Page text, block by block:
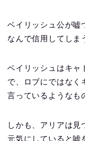
ベイリッシュ公が嘘
なんで信用してしま
ベイリッシュはキャ
で、ロブにではなく
言っているようなも
しかも、アリアは
元気にしていると嘘